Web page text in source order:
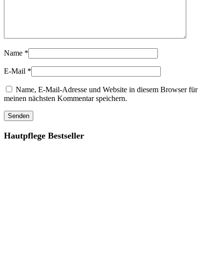
Name *
E-Mail *
Name, E-Mail-Adresse und Website in diesem Browser für
meinen nächsten Kommentar speichern.
Hautpflege Bestseller